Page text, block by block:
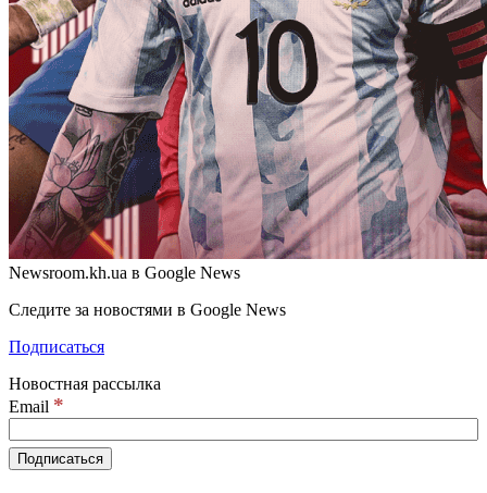
Newsroom.kh.ua в Google News
Следите за новостями в Google News
Подписаться
Новостная рассылка
Email *